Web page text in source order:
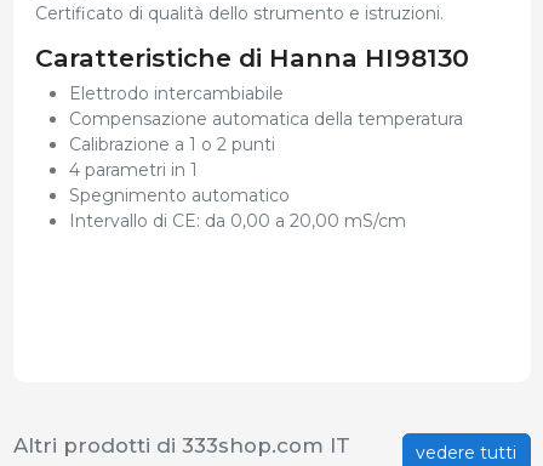
Certificato di qualità dello strumento e istruzioni.
Caratteristiche di Hanna HI98130
Elettrodo intercambiabile
Compensazione automatica della temperatura
Calibrazione a 1 o 2 punti
4 parametri in 1
Spegnimento automatico
Intervallo di CE: da 0,00 a 20,00 mS/cm
vedere tutti
Altri prodotti di 333shop.com IT